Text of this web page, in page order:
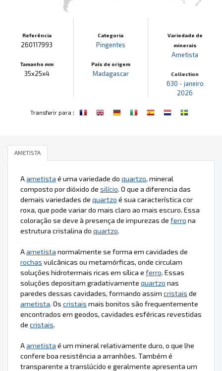
Referência
260117993
Tamanho mm
35x25x4
Categoria
Pingentes
País de origem
Madagascar
Variedade de
minerais
Ametista
Collection
630 - janeiro
2026
Transferir para :
AMETISTA
Aametista é uma variedade do quartzo, mineral
composto por dióxido de silício. O que a diferencia das
demais variedades de quartzo é sua característica cor
roxa, que pode variar do mais claro ao mais escuro. Essa
coloração se deve à presença de impurezas de ferro na
estrutura cristalina do quartzo.
Aametista normalmente se forma em cavidades de
rochas vulcânicas ou metamórficas, onde circulam
soluções hidrotermais ricas em sílica e ferro. Essas
soluções depositam gradativamente quartzo nas
paredes dessas cavidades, formando assim cristais de
ametista. Os cristais mais bonitos são frequentemente
encontrados em geodos, cavidades esféricas revestidas
de cristais.
Aametista é um mineral relativamente duro, o que lhe
confere boa resistência a arranhões. Também é
transparente a translúcido e geralmente apresenta um